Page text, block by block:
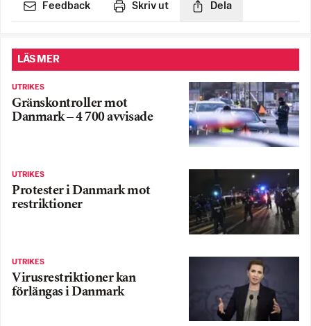
Feedback Skriv ut Dela
LÄS MER
UTRIKES
Gränskontroller mot
Danmark – 4 700 avvisade
UTRIKES
Protester i Danmark mot
restriktioner
UTRIKES
Virusrestriktioner kan
förlängas i Danmark